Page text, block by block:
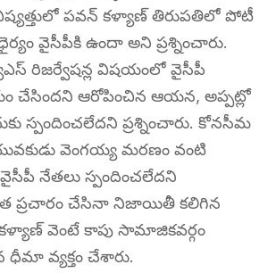
పవన్ కళ్యాణ్ తిరుపతిలో పోటీ
వైసీపీకి ఉందా అని ప్రశ్నించారు.
రిజర్వేషన్ల విషయంలో వైసీపీ
చేసిందని ఆరోపించిన ఆయన, అప్పట్లో
స్పందించలేదని ప్రశ్నించారు. కోనసీమ
వెంగయ్య మరణం వంటి
నేతలు స్పందించలేదని
ప్రచారం చేసినా నిజాయితీ కలిగిన
వెంటే కాపు సామాజికవర్గం
వ్యక్తం చేశారు.